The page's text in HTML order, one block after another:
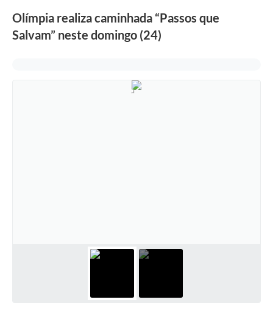
Olímpia realiza caminhada “Passos que
Salvam” neste domingo (24)